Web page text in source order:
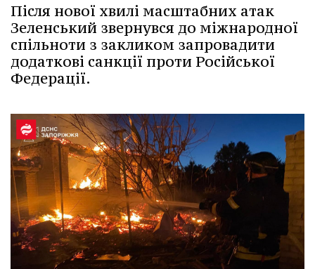
Після нової хвилі масштабних атак
Зеленський звернувся до міжнародної
спільноти з закликом запровадити
додаткові санкції проти Російської
Федерації.